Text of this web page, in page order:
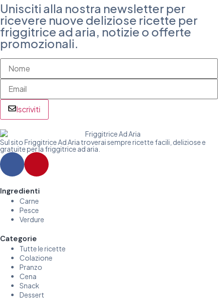
Unisciti alla nostra newsletter per
ricevere nuove deliziose ricette per
friggitrice ad aria, notizie o offerte
promozionali.
Iscriviti
Sul sito Friggitrice Ad Aria troverai sempre ricette facili, deliziose e
gratuite per la friggitrice ad aria.
Ingredienti
Carne
Pesce
Verdure
Categorie
Tutte le ricette
Colazione
Pranzo
Cena
Snack
Dessert